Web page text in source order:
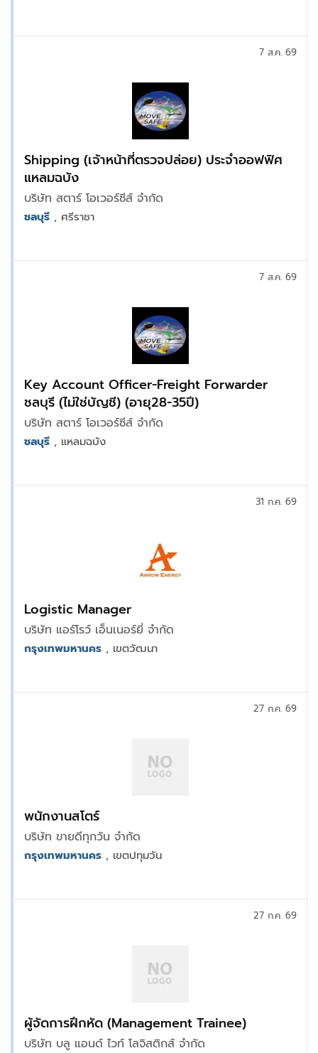
Shipping (เจ้าหน้าที่ตรวจปล่อย) ประจำออฟฟิศ
แหลมฉบัง
บริษัท สตาร์ โอเวอร์ซีส์ จำกัด
7 ส.ค. 69
ชลบุรี , ศรีราชา
Key Account Officer-Freight Forwarder
ชลบุรี (ไม่ใช่บัญชี) (อายุ28-35ปี)
บริษัท สตาร์ โอเวอร์ซีส์ จำกัด
7 ส.ค. 69
ชลบุรี , แหลมฉบัง
Logistic Manager
บริษัท แอร์โรว์ เอ็นเนอร์ยี่ จำกัด
31 ก.ค. 69
กรุงเทพมหานคร , เขตวัฒนา
พนักงานสโตร์
บริษัท ขายดีทุกวัน จำกัด
27 ก.ค. 69
กรุงเทพมหานคร , เขตปทุมวัน
ผู้จัดการฝึกหัด (Management Trainee)
บริษัท บลู แอนด์ ไวท์ โลจิสติกส์ จำกัด
27 ก.ค. 69